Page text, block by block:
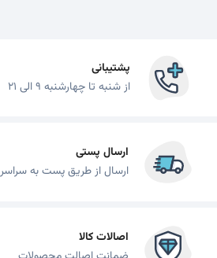
پشتیبانی
از شنبه تا چهارشنبه 9 الی 21
ارسال پستی
ارسال از طریق پست به سراسر
اصالات کالا